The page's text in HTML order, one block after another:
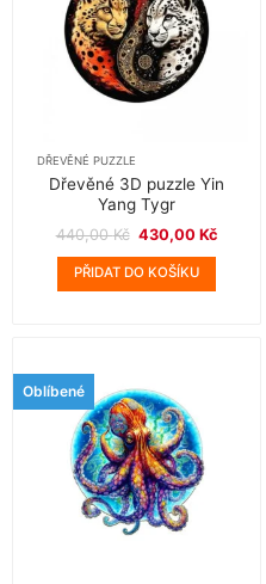
DŘEVĚNÉ PUZZLE
Dřevěné 3D puzzle Yin
Yang Tygr
440,00Kč Původní
cena
byla:
440,00 Kč.
430,00KčAktuální
PŘIDAT DO KOŠÍKU
Oblíbené